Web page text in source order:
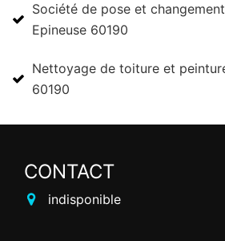
Société de pose et
Epineuse 60190
Nettoyage de toiture et
60190
CONTACT
indisponible